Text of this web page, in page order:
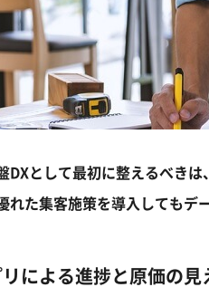
DXとして最初に整えるべき
れた集客施策を導入してもデ
による進捗と原価の見